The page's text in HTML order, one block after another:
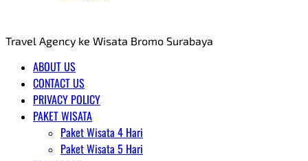
Travel Agency ke Wisata Bromo Surabaya
ABOUT US
CONTACT US
PRIVACY POLICY
PAKET WISATA
Paket Wisata 4 Hari
Paket Wisata 5 Hari